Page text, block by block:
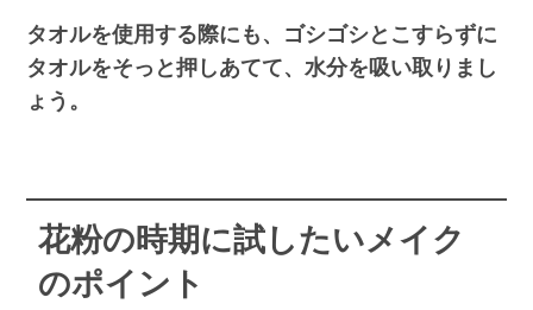
タオルを使用する際にも、ゴシゴシとこすらずに
タオルをそっと押しあてて、水分を吸い取りまし
ょう。
花粉の時期に試したいメイク
のポイント